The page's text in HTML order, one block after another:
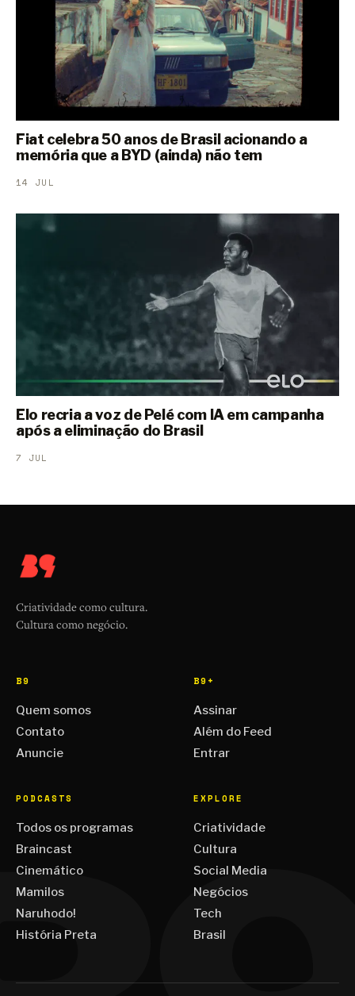
Fiat celebra 50 anos de Brasil acionando a
memória que a BYD (ainda) não tem
14 JUL
Elo recria a voz de Pelé com IA em campanha
após a eliminação do Brasil
7 JUL
Criatividade como cultura.
Cultura como negócio.
B9
Quem somos
Contato
Anuncie
B9+
Assinar
Além do Feed
Entrar
PODCASTS
Todos os programas
Braincast
Cinemático
Mamilos
Naruhodo!
História Preta
EXPLORE
Criatividade
Cultura
Social Media
Negócios
Tech
Brasil